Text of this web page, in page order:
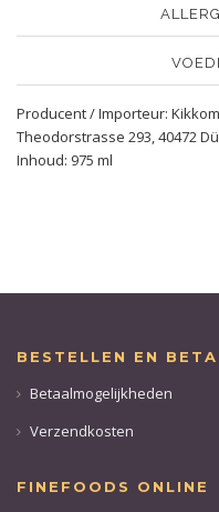
Producent / Importeur:
Theodorstrasse 293, 40472
Inhoud: 975 ml
BESTELLEN EN
Betaalmogelijkheden
Verzendkosten
FINEFOODS ONLINE